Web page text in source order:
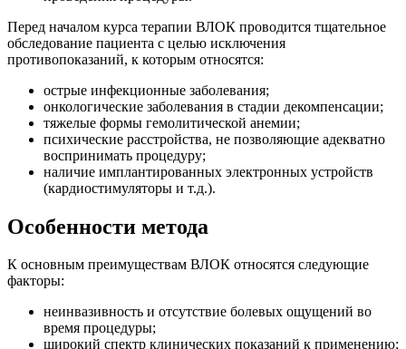
Перед началом курса терапии ВЛОК проводится тщательное
обследование пациента с целью исключения
противопоказаний, к которым относятся:
острые инфекционные заболевания;
онкологические заболевания в стадии декомпенсации;
тяжелые формы гемолитической анемии;
психические расстройства, не позволяющие адекватно
воспринимать процедуру;
наличие имплантированных электронных устройств
(кардиостимуляторы и т.д.).
Особенности метода
К основным преимуществам ВЛОК относятся следующие
факторы:
неинвазивность и отсутствие болевых ощущений во
время процедуры;
широкий спектр клинических показаний к применению;